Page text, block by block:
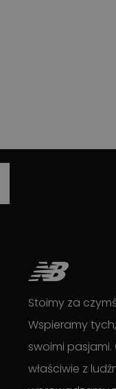
Stoimy za
Wspieramy
swoimi
właściwie z